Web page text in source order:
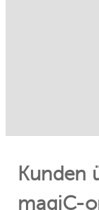
Kunden
magiC-